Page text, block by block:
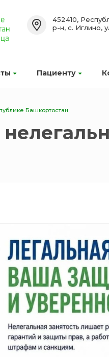
Пациенту
452410,
р-н, с. Иглино,
Башкортостан